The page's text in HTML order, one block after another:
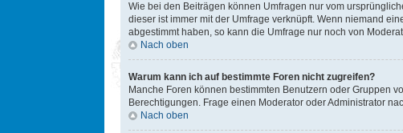
Wie bei den Beiträgen können Umfragen nur vom
dieser ist immer mit der Umfrage verknüpft. Wenn niemand
abgestimmt haben, so kann die Umfrage nur noch von
Nach oben
Warum kann ich auf bestimmte Foren nicht zugreifen?
Manche Foren können bestimmten Benutzern oder Gruppen
Berechtigungen. Frage einen Moderator oder Administrator
Nach oben